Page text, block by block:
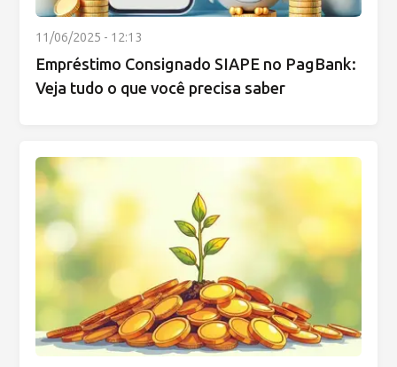
11/06/2025 - 12:13
Empréstimo Consignado SIAPE no PagBank:
Veja tudo o que você precisa saber